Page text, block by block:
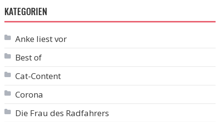
KATEGORIEN
Anke liest vor
Best of
Cat-Content
Corona
Die Frau des Radfahrers